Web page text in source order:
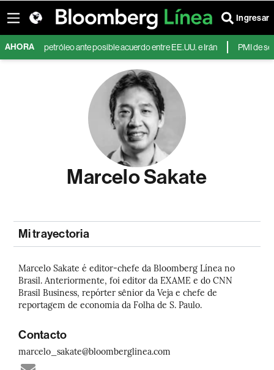
Ingresar
AHORAel petróleo ante posible acuerdo entre EE.UU. e Irán PMI de
Marcelo Sakate
Mi trayectoria
Marcelo Sakate é editor-chefe da Bloomberg Línea no
Brasil. Anteriormente, foi editor da EXAME e do CNN
Brasil Business, repórter sênior da Veja e chefe de
reportagem de economia da Folha de S. Paulo.
Contacto
marcelo_sakate@bloomberglinea.com